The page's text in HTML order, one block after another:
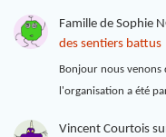
Famille de Sophie
des sentiers battus
Bonjour nous
l'organisation a été
Vincent Courtois